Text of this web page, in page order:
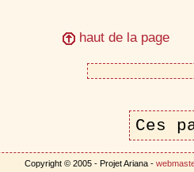
haut de la page
Ces
Copyright © 2005 - Projet Ariana -